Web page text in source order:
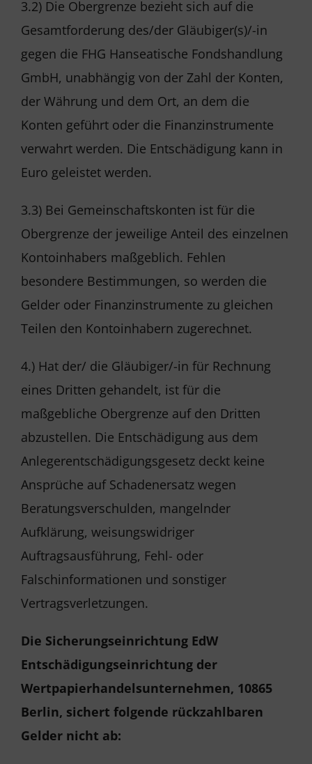
3.2) Die Obergrenze bezieht sich auf die
Gesamtforderung des/der Gläubiger(s)/-in
gegen die FHG Hanseatische Fondshandlung
GmbH, unabhängig von der Zahl der Konten,
der Währung und dem Ort, an dem die
Konten geführt oder die Finanzinstrumente
verwahrt werden. Die Entschädigung kann in
Euro geleistet werden.
3.3) Bei Gemeinschaftskonten ist für die
Obergrenze der jeweilige Anteil des einzelnen
Kontoinhabers maßgeblich. Fehlen
besondere Bestimmungen, so werden die
Gelder oder Finanzinstrumente zu gleichen
Teilen den Kontoinhabern zugerechnet.
4.) Hat der/ die Gläubiger/-in für Rechnung
eines Dritten gehandelt, ist für die
maßgebliche Obergrenze auf den Dritten
abzustellen. Die Entschädigung aus dem
Anlegerentschädigungsgesetz deckt keine
Ansprüche auf Schadenersatz wegen
Beratungsverschulden, mangelnder
Aufklärung, weisungswidriger
Auftragsausführung, Fehl- oder
Falschinformationen und sonstiger
Vertragsverletzungen.
Die Sicherungseinrichtung EdW
Entschädigungseinrichtung der
Wertpapierhandelsunternehmen, 10865
Berlin, sichert folgende rückzahlbaren
Gelder nicht ab: